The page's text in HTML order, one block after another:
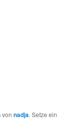
vonnadja. Setze ein